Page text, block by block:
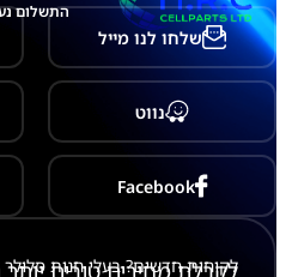
התשלום
שלחו לנו מייל
נווט
Facebook
לקוחות חדשים? בעלי חנות
לקבלת מחירים טובים